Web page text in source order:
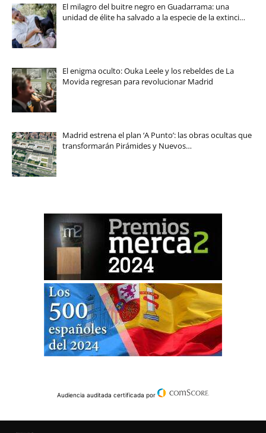
El milagro del buitre negro en Guadarrama: una
unidad de élite ha salvado a la especie de la extinci…
El enigma oculto: Ouka Leele y los rebeldes de La
Movida regresan para revolucionar Madrid
Madrid estrena el plan ‘A Punto’: las obras ocultas que
transformarán Pirámides y Nuevos…
Audiencia auditada certificada por